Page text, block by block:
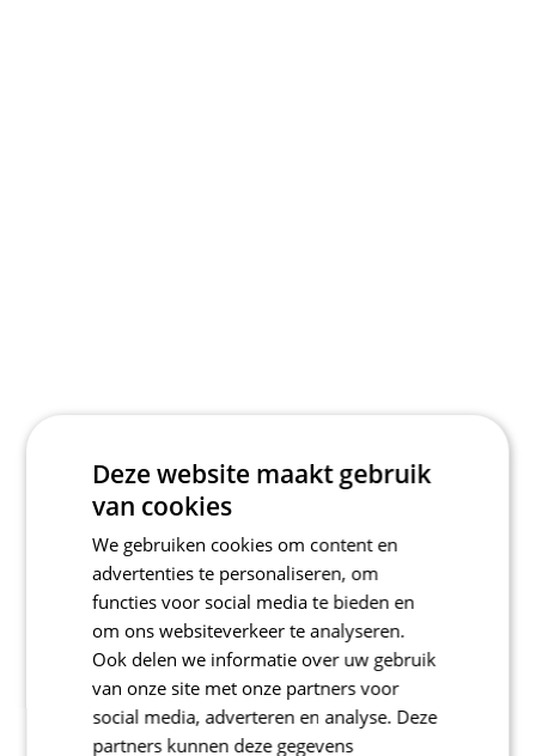
Deze website maakt gebruik
van cookies
We gebruiken cookies om content en
advertenties te personaliseren, om
functies voor social media te bieden en
om ons websiteverkeer te analyseren.
Ook delen we informatie over uw gebruik
van onze site met onze partners voor
social media, adverteren en analyse. Deze
partners kunnen deze gegevens